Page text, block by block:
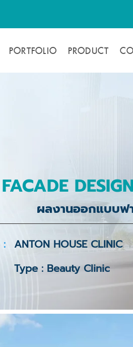
PORTFOLIO PRODUCT
FACADE
ผลงานออกแบบฟ
: ANTON HOUSE CLINIC
Type : Beauty Clinic